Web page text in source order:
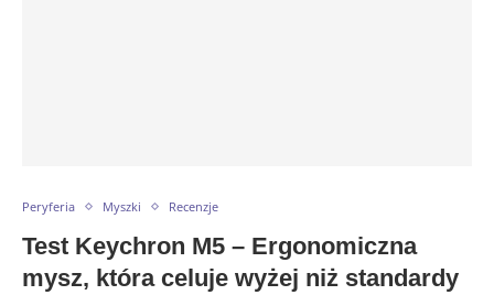
Peryferia Myszki Recenzje
Test Keychron M5 – Ergonomiczna
mysz, która celuje wyżej niż standardy